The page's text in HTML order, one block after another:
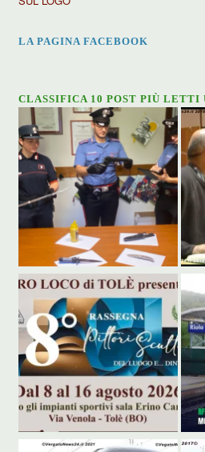
LA PAGINA FACEBOOK
CLASSIFICA 10 POST PIÙ LETTI